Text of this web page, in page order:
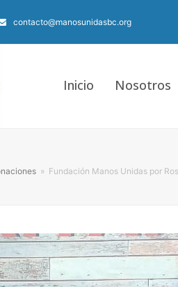
contacto@manosunidasbc.org
Inicio Nosotros
» Fundación Manos Unidas por